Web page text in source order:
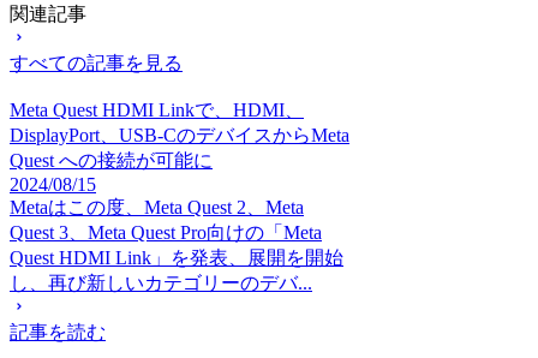
関連記事
すべての記事を見る
Meta Quest HDMI Linkで、HDMI、
DisplayPort、USB-CのデバイスからMeta
Quest への接続が可能に
2024/08/15
Metaはこの度、Meta Quest 2、Meta
Quest 3、Meta Quest Pro向けの「Meta
Quest HDMI Link」を発表、展開を開始
し、再び新しいカテゴリーのデバ...
記事を読む